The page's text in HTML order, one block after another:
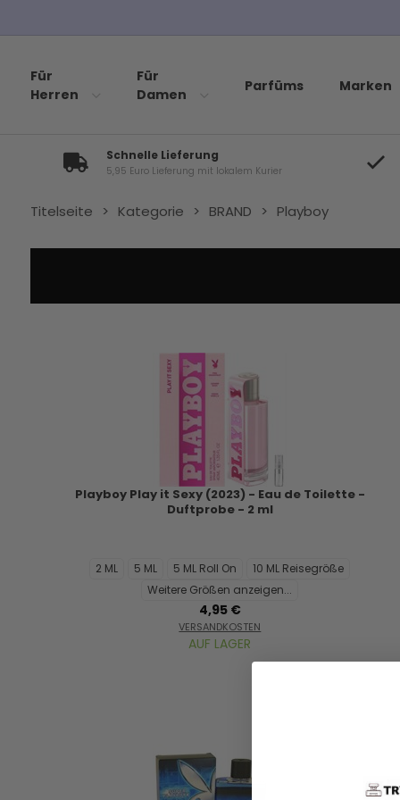
Für
Herren
Für
Damen
Parfüms Marken
Schnelle Lieferung
5,95 Euro Lieferung mit lokalem Kurier
Titelseite > Kategorie > BRAND > Playboy
Playboy Play it Sexy (2023) - Eau de Toilette -
Duftprobe - 2 ml
2 ML 5 ML 5 ML Roll On
10 ML Reisegröße
Weitere Größen anzeigen...
4,95 €
VERSANDKOSTEN
AUF LAGER